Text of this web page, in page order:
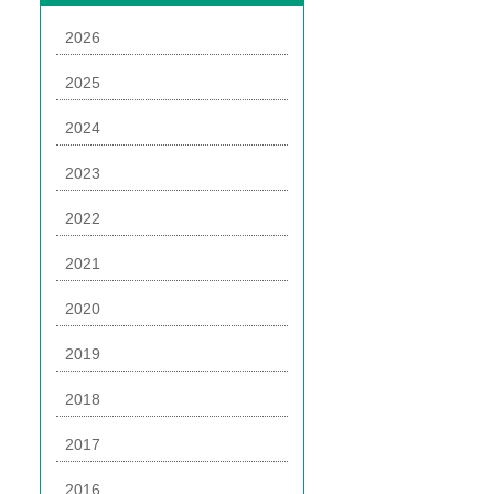
2026
2025
2024
2023
2022
2021
2020
2019
2018
2017
2016